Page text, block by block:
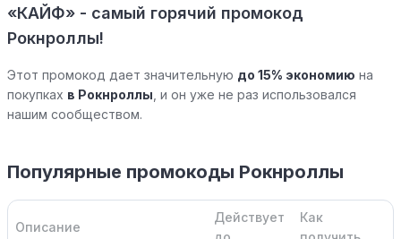
«КАЙФ» - самый горячий промокод
Рокнроллы!
Этот промокод дает значительную до 15% экономию на
покупках в Рокнроллы , и он уже не раз использовался
нашим сообществом.
Популярные промокоды Рокнроллы
Описание
Действует
Как